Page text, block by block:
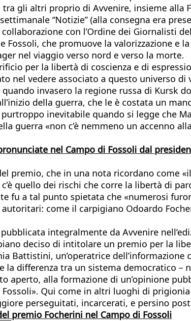
gli altri proprio di Avvenire, insieme alla
“Notizie” (alla consegna era
con l’Ordine dei Giornalisti
Fossoli, che promuove la valorizzazione e
nel viaggio verso nord e verso la morte.
per la libertà di coscienza e di
nel vedere associato a questo universo
invasero la regione russa di Kursk
della guerra, che le è costata un
inevitabile quando si legge che
guerra «non c’è nemmeno un accenno
nel Campo di Fossoli dal
che in una nota ricordano come
quello dei rischi che corre la libertà di
fu a tal punto spietata che «numerosi
come il carpigiano Odoardo
integralmente da Avvenire
deciso di intitolare un premio per la
Battistini, un’operatrice
la differenza tra un sistema democratico
alla formazione di un’opinione
Qui come in altri luoghi di
perseguitati, incarcerati, e persino
premio Focherini nel Campo di Fossoli